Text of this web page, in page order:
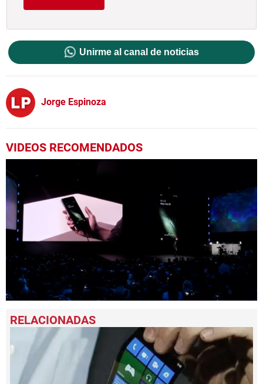
Unirme al canal de noticias
Jorge Espinoza
VIDEOS RECOMENDADOS
seconds
of
minute,
30
seconds